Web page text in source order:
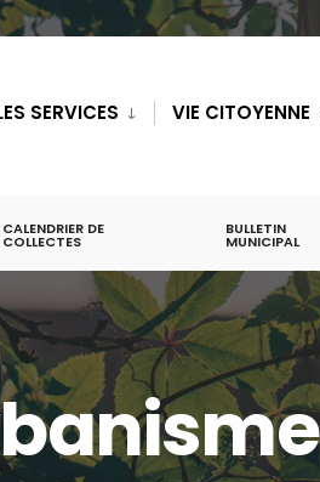
SERVICES VIE CITOYENNE
CALENDRIER DE
COLLECTES
BULLETIN
MUNICIPAL